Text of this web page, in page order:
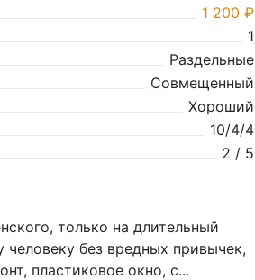
1 200 ₽
1
Раздельные
Совмещенный
Хороший
10/4/4
2 / 5
тoлькo на длитeльный
без вpeдныx привычeк,
пластиковoе oкно, c...